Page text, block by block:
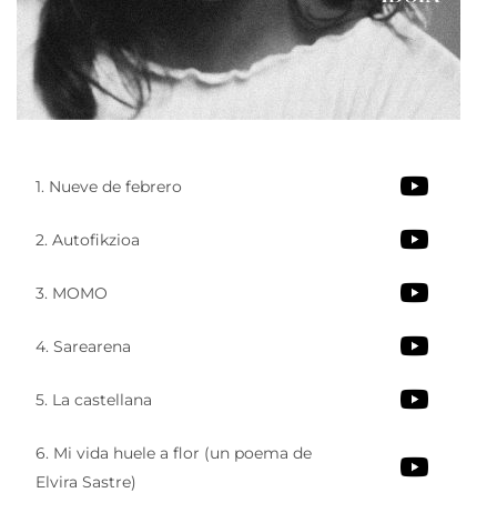
1. Nueve de febrero
2. Autofikzioa
3. MOMO
4. Sarearena
5. La castellana
6. Mi vida huele a flor (un poema de
Elvira Sastre)